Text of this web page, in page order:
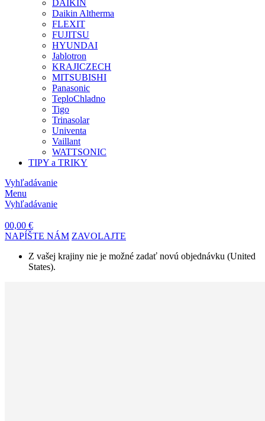
DAIKIN
Daikin Altherma
FLEXIT
FUJITSU
HYUNDAI
Jablotron
KRAJICZECH
MITSUBISHI
Panasonic
TeploChladno
Tigo
Trinasolar
Univenta
Vaillant
WATTSONIC
TIPY a TRIKY
Vyhľadávanie
Menu
Vyhľadávanie
00,00 €
NAPÍŠTE NÁM ZAVOLAJTE
Z vašej krajiny nie je možné zadať novú objednávku (United
States).